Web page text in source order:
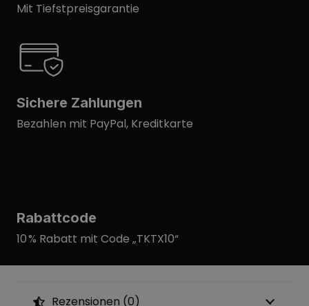
Mit Tiefstpreisgarantie
Sichere Zahlungen
Bezahlen mit PayPal, Kreditkarte
Rabattcode
10 % Rabatt mit Code „TKTX10“
Rezensionen (0)